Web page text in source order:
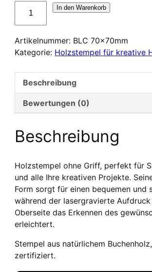
pour
loisirs
scrapbooking
70
x
mm
In den Warenkorb
Artikelnummer: BLC 70x70mm
Kategorie: Holzstempel für kreative
Beschreibung
Bewertungen (0)
Beschreibung
Holzstempel ohne Griff, perfekt für
und alle Ihre kreativen Projekte.
Form sorgt für einen bequemen und
während der lasergravierte
Oberseite das Erkennen des
erleichtert.
Stempel aus natürlichem
zertifiziert.